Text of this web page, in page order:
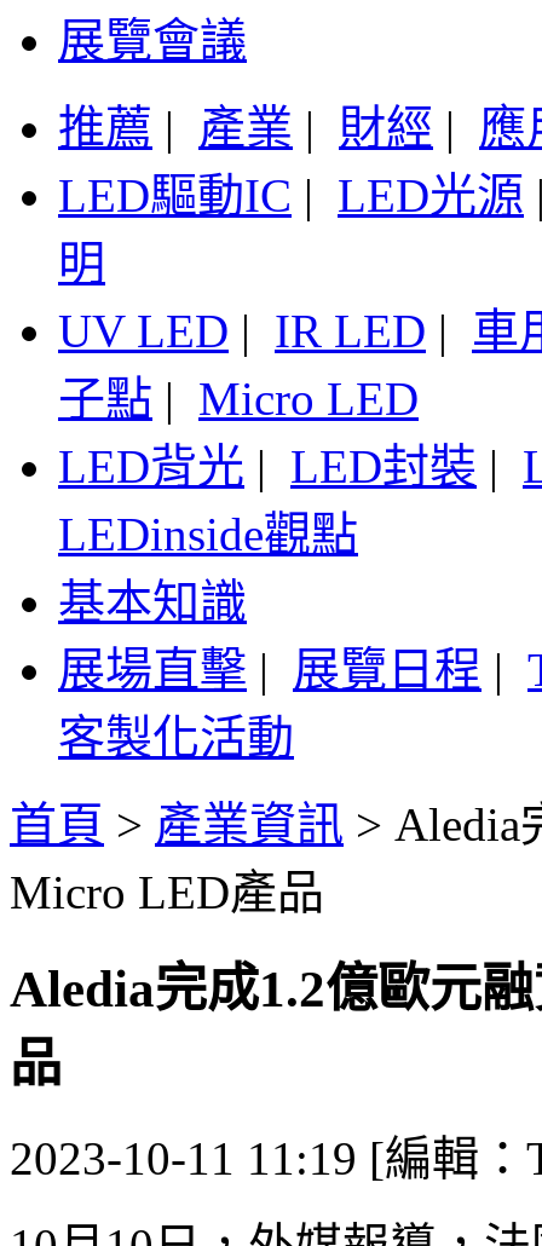
展覽會議
推薦 | 產業 | 財經 | 應
LED驅動IC | LED光源
明
UV LED | IR LED | 車
子點 | Micro LED
LED背光 | LED封裝 |
LEDinside觀點
基本知識
展場直擊 | 展覽日程 |
客製化活動
首頁 > 產業資訊 > Aledia
Micro LED產品
Aledia完成1.2億歐元
品
2023-10-11 11:19 [編輯